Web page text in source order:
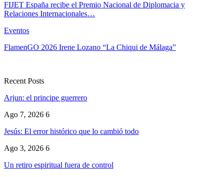
FIJET España recibe el Premio Nacional de Diplomacia y
Relaciones Internacionales…
Eventos
FlamenGO 2026 Irene Lozano “La Chiqui de Málaga”
Recent Posts
Arjun: el principe guerrero
Ago 7, 2026 6
Jesús: El error histórico que lo cambió todo
Ago 3, 2026 6
Un retiro espiritual fuera de control